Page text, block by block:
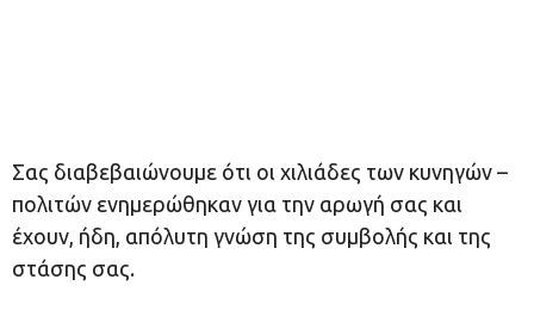
Σας διαβεβαιώνουμε ότι οι χιλιάδες των κυνηγών –
πολιτών ενημερώθηκαν για την αρωγή σας και
έχουν, ήδη, απόλυτη γνώση της συμβολής και της
στάσης σας.